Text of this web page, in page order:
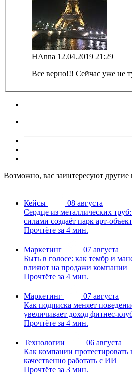
HAnna 12.04.2019 21:29
Все верно!!! Сейчас уже не
Возможно, вас заинтересуют
Кейсы
08 августа
Сердце из металлических
силами создаёт парк арт-
Прочтёте за 4 мин.
Маркетинг
07 августа
Быть в голосе: как тембр и
влияют на продажи компании
Прочтёте за 4 мин.
Маркетинг
07 августа
Как подписка меняет
увеличивает доход фитнес-
Прочтёте за 4 мин.
Технологии
06 августа
Как компании протестировать
качественно работать с ИИ
Прочтёте за 3 мин.